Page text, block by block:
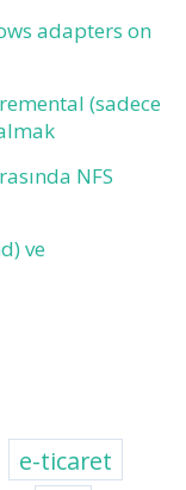
adapters on
(sadece
NFS
ve
e-ticaret